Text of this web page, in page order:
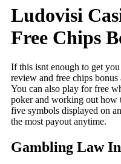
Ludovisi
Free Chips
If this isnt enough to get
review and free chips
You can also play for free
poker and working out how
five symbols displayed on
the most payout anytime.
Gambling Law